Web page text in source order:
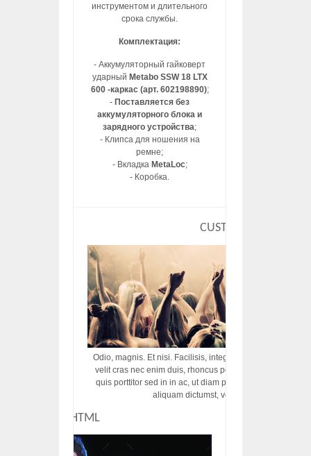
инструментом и длительного
срока службы.
Комплектация:
- Аккумуляторный гайковерт
ударный Metabo SSW 18 LTX
600 -каркас (арт. 602198890);
- Поставляется без
аккумуляторного блока и
зарядного устройства;
- Клипса для ношения на
ремне;
- Вкладка MetaLoc;
- Коробка.
CUSTOM HTML
Odio, magnis. Et nisi. Facilisis, integer! Risus augue! Non
velit cras nec enim duis, rhoncus porttitor ac vut rhoncus
quis porttitor sed in in ac, ut diam porttitor odio nunc
aliquam dictumst, vel amet tincidunt
CUSTOM HTML